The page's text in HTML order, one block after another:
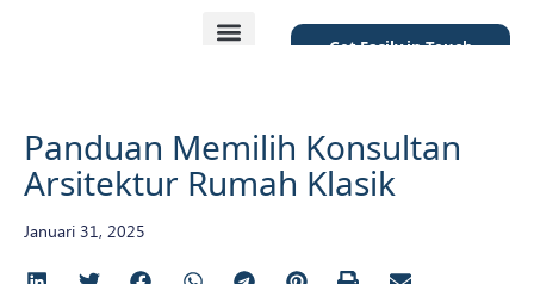
Get Easily in Touch
Panduan Memilih Konsultan
Arsitektur Rumah Klasik
Januari 31, 2025